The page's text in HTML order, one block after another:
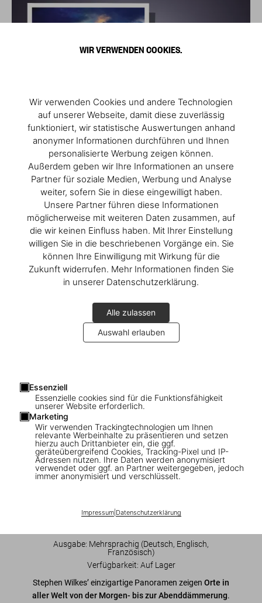
WIR VERWENDEN COOKIES.
Wir verwenden Cookies und andere Technologien
auf unserer Webseite, damit diese zuverlässig
funktioniert, wir statistische Auswertungen anhand
anonymer Informationen durchführen und Ihnen
personalisierte Werbung zeigen können.
Außerdem geben wir Ihre Informationen an unsere
Partner für soziale Medien, Werbung und Analyse
weiter, sofern Sie in diese eingewilligt haben.
Unsere Partner führen diese Informationen
möglicherweise mit weiteren Daten zusammen, auf
die wir keinen Einfluss haben. Mit Ihrer Einstellung
willigen Sie in die beschriebenen Vorgänge ein. Sie
können Ihre Einwilligung mit Wirkung für die
Zukunft widerrufen. Mehr Informationen finden Sie
in unserer Datenschutzerklärung.
Alle zulassen
Auswahl erlauben
Essenziell
Essenzielle cookies sind für die Funktionsfähigkeit
unserer Website erforderlich.
Marketing
Wir verwenden Trackingtechnologien um Ihnen
relevante Werbeinhalte zu präsentieren und setzen
hierzu auch Drittanbieter ein, die ggf.
geräteübergreifend Cookies, Tracking-Pixel und IP-
Adressen nutzen. Ihre Daten werden anonymisiert
verwendet oder ggf. an Partner weitergegeben, jedoch
immer anonymisiert und verschlüsselt.
Impressum| Datenschutzerklärung
XXL
Stephen Wilkes. Day to Night. Art Edition
No. 1–100 ‘Brooklyn Bridge, New York
City, 2016’
In den Warenkorb
Ausgabe: Mehrsprachig (Deutsch, Englisch,
Französisch)
Verfügbarkeit: Auf Lager
Stephen Wilkes’ einzigartige Panoramen zeigen Orte in
aller Welt von der Morgen- bis zur Abenddämmerung.